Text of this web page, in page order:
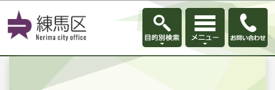
このページの本文へ移動